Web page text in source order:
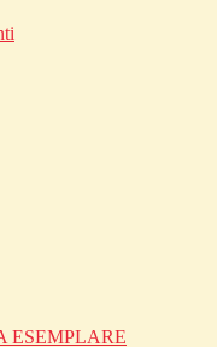
ESEMPLARE